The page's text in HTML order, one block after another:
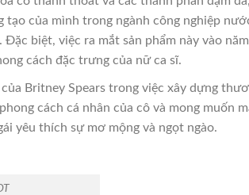
của mình trong ngành công nghiệp
biệt, việc ra mắt sản phẩm này vào
cách đặc trưng của nữ ca sĩ.
Britney Spears trong việc xây dựng
cách cá nhân của cô và mong muốn
yêu thích sự mơ mộng và ngọt ngào.